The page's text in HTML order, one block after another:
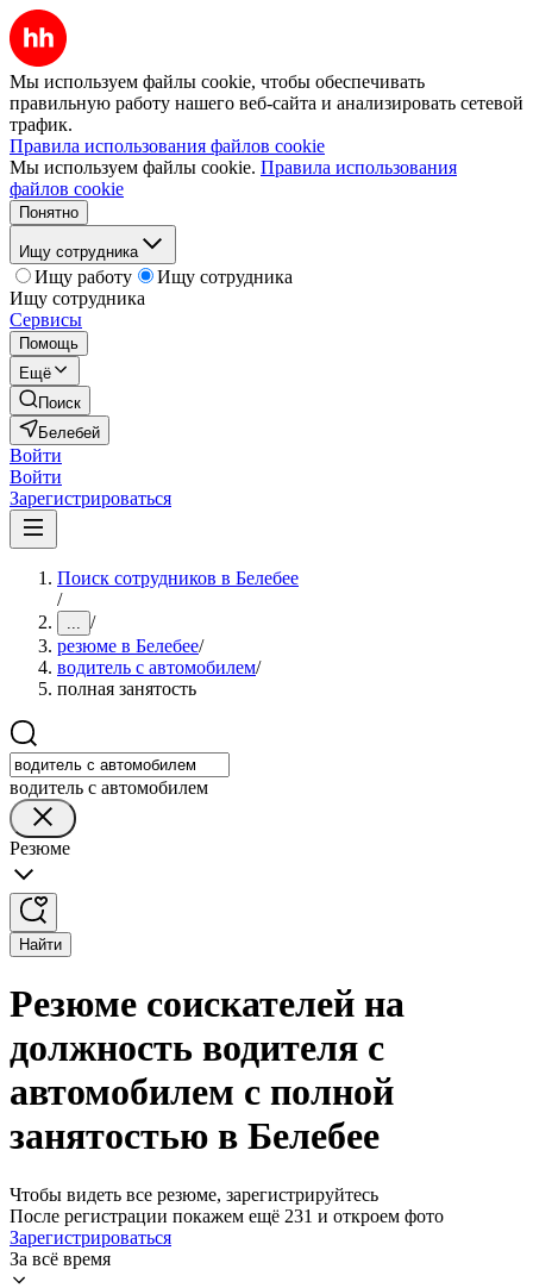
Мы используем файлы cookie, чтобы обеспечивать
правильную работу нашего веб-сайта и анализировать сетевой
трафик.
Правила использования файлов cookie
Мы используем файлы cookie. Правила использования
файлов cookie
Понятно
Ищу сотрудника
Ищу работу
Ищу сотрудника
Ищу сотрудника
Сервисы
Помощь
Ещё
Поиск
Белебей
Войти
Войти
Зарегистрироваться
Поиск сотрудников в Белебее
/
... /
резюме в Белебее/
водитель с автомобилем/
полная занятость
водитель с автомобилем
Резюме
Найти
Резюме соискателей на
должность водителя с
автомобилем с полной
занятостью в Белебее
Чтобы видеть все резюме, зарегистрируйтесь
После регистрации покажем ещё 231 и откроем фото
Зарегистрироваться
За всё время